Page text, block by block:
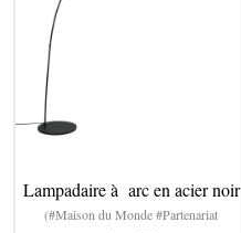
Lampadaire à arc en acier noir
(#Maison du Monde #Partenariat